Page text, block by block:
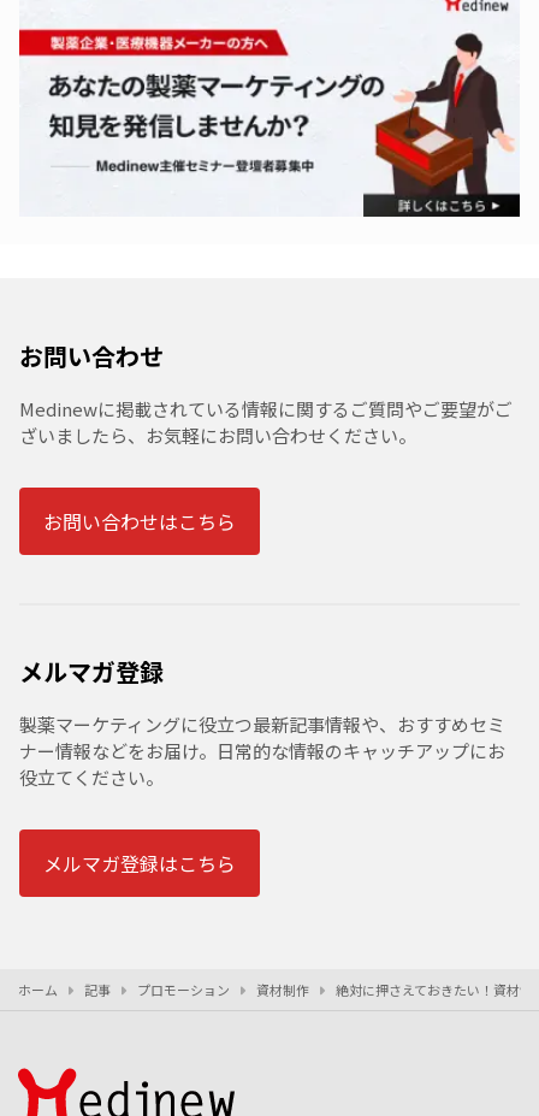
お問い合わせ
Medinewに掲載されている情報に関するご質問やご要望がご
ざいましたら、お気軽にお問い合わせください。
お問い合わせはこちら
メルマガ登録
製薬マーケティングに役立つ最新記事情報や、おすすめセミ
ナー情報などをお届け。日常的な情報のキャッチアップにお
役立てください。
メルマガ登録はこちら
ホーム 記事 プロモーション 資材制作 絶対に押さえておきたい！資材